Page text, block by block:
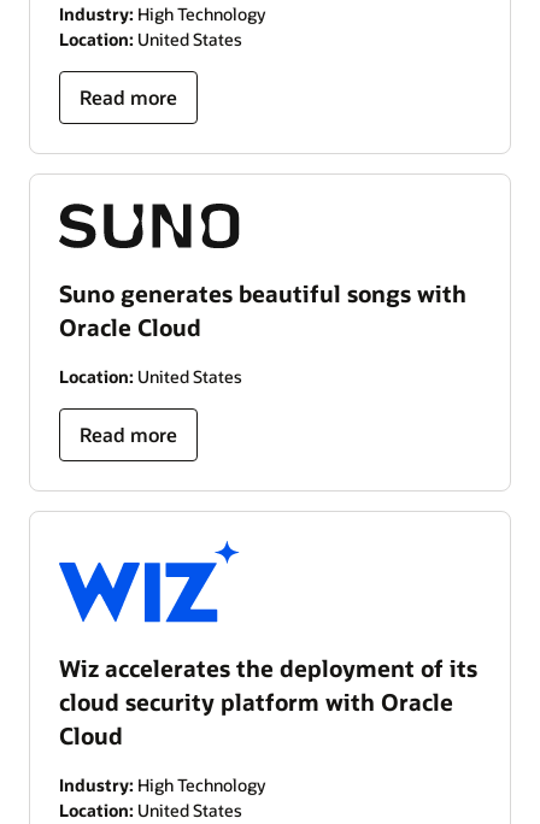
Industry: High Technology
Location: United States
Read more
Suno generates beautiful songs with
Oracle Cloud
Location: United States
Read more
Wiz accelerates the deployment of its
cloud security platform with Oracle
Cloud
Industry: High Technology
Location: United States